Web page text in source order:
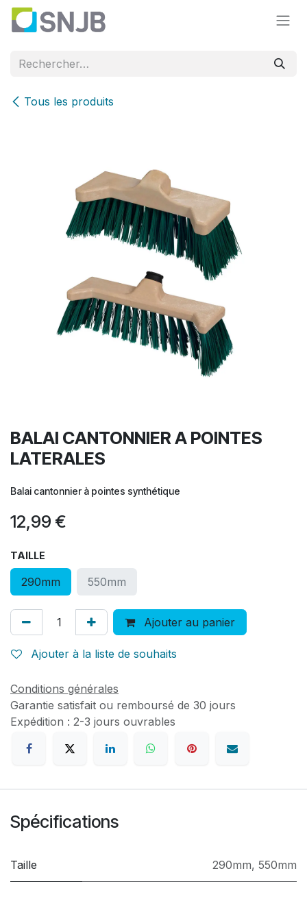
Se rendre au contenu
Tous les produits
BALAI CANTONNIER A POINTES
LATERALES
Balai cantonnier à pointes synthétique
12,99 €
TAILLE
290mm 550mm
Ajouter au panier
Ajouter à la liste de souhaits
Conditions générales
Garantie satisfait ou remboursé de 30 jours
Expédition : 2-3 jours ouvrables
Spécifications
Taille 290mm, 550mm